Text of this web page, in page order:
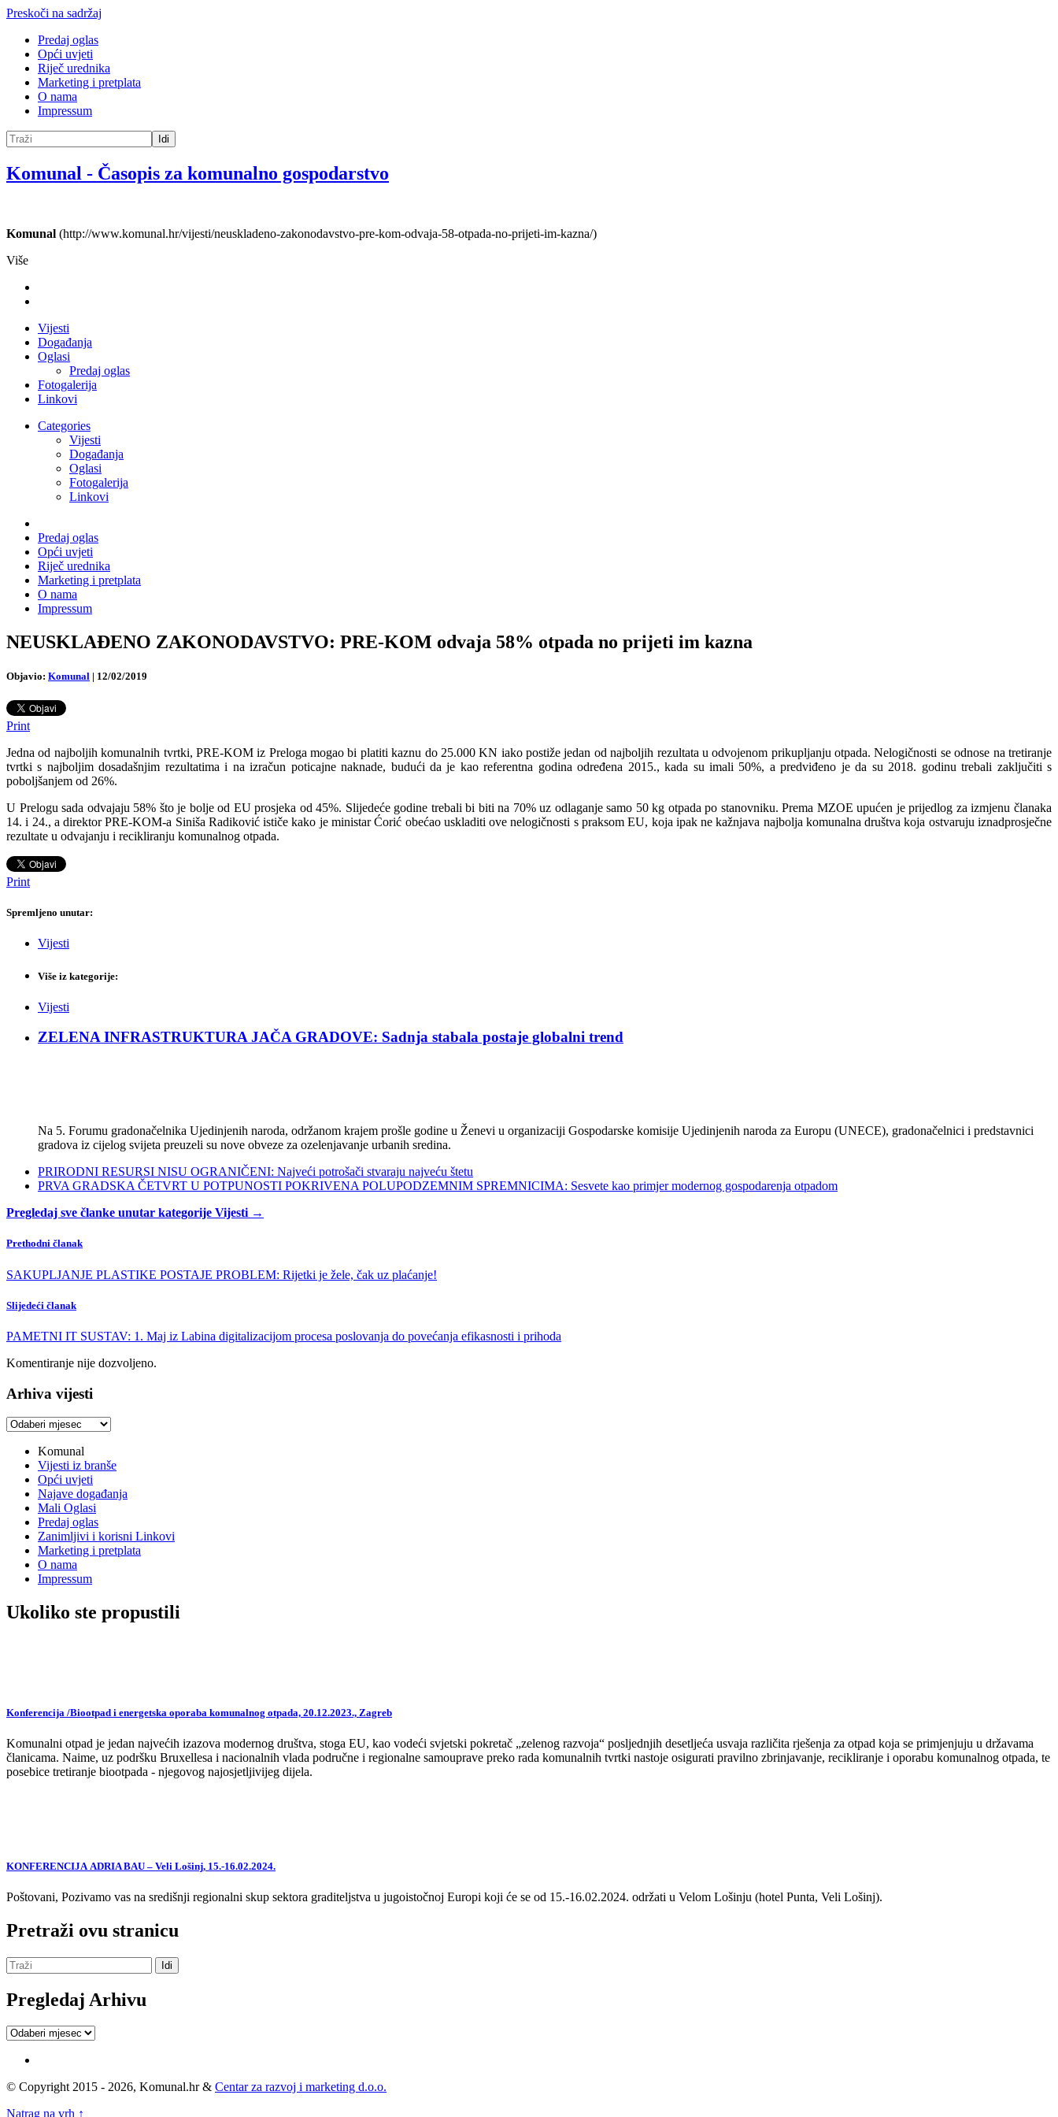
Preskoči na sadržaj
Predaj oglas
Opći uvjeti
Riječ urednika
Marketing i pretplata
O nama
Impressum
Idi
Komunal - Časopis za komunalno gospodarstvo
Komunal (http://www.komunal.hr/vijesti/neuskladeno-zakonodavstvo-pre-kom-odvaja-58-otpada-no-prijeti-im-kazna/)
Više
Vijesti
Događanja
Oglasi
Predaj oglas
Fotogalerija
Linkovi
Categories
Vijesti
Događanja
Oglasi
Fotogalerija
Linkovi
Predaj oglas
Opći uvjeti
Riječ urednika
Marketing i pretplata
O nama
Impressum
NEUSKLAĐENO ZAKONODAVSTVO: PRE-KOM odvaja 58% otpada no prijeti im kazna
Objavio: Komunal | 12/02/2019
Print
Jedna od najboljih komunalnih tvrtki, PRE-KOM iz Preloga mogao bi platiti kaznu do 25.000 KN iako postiže jedan od najboljih rezultata u odvojenom prikupljanju otpada. Nelogičnosti se odnose na tretiranje
tvrtki s najboljim dosadašnjim rezultatima i na izračun poticajne naknade, budući da je kao referentna godina određena 2015., kada su imali 50%, a predviđeno je da su 2018. godinu trebali zaključiti s
poboljšanjem od 26%.
U Prelogu sada odvajaju 58% što je bolje od EU prosjeka od 45%. Slijedeće godine trebali bi biti na 70% uz odlaganje samo 50 kg otpada po stanovniku. Prema MZOE upućen je prijedlog za izmjenu članaka
14. i 24., a direktor PRE-KOM-a Siniša Radiković ističe kako je ministar Ćorić obećao uskladiti ove nelogičnosti s praksom EU, koja ipak ne kažnjava najbolja komunalna društva koja ostvaruju iznadprosječne
rezultate u odvajanju i recikliranju komunalnog otpada.
Print
Spremljeno unutar:
Vijesti
Više iz kategorije:
Vijesti
ZELENA INFRASTRUKTURA JAČA GRADOVE: Sadnja stabala postaje globalni trend
Na 5. Forumu gradonačelnika Ujedinjenih naroda, održanom krajem prošle godine u Ženevi u organizaciji Gospodarske komisije Ujedinjenih naroda za Europu (UNECE), gradonačelnici i predstavnici
gradova iz cijelog svijeta preuzeli su nove obveze za ozelenjavanje urbanih sredina.
PRIRODNI RESURSI NISU OGRANIČENI: Najveći potrošači stvaraju najveću štetu
PRVA GRADSKA ČETVRT U POTPUNOSTI POKRIVENA POLUPODZEMNIM SPREMNICIMA: Sesvete kao primjer modernog gospodarenja otpadom
Pregledaj sve članke unutar kategorije Vijesti →
Prethodni članak
SAKUPLJANJE PLASTIKE POSTAJE PROBLEM: Rijetki je žele, čak uz plaćanje!
Slijedeći članak
PAMETNI IT SUSTAV: 1. Maj iz Labina digitalizacijom procesa poslovanja do povećanja efikasnosti i prihoda
Komentiranje nije dozvoljeno.
Arhiva vijesti
Arhiva
Komunal
Vijesti iz branše
Opći uvjeti
Najave događanja
Mali Oglasi
Predaj oglas
Zanimljivi i korisni Linkovi
Marketing i pretplata
O nama
Impressum
Ukoliko ste propustili
Konferencija /Biootpad i energetska oporaba komunalnog otpada, 20.12.2023., Zagreb
Komunalni otpad je jedan najvećih izazova modernog društva, stoga EU, kao vodeći svjetski pokretač „zelenog razvoja“ posljednjih desetljeća usvaja različita rješenja za otpad koja se primjenjuju u državama
članicama. Naime, uz podršku Bruxellesa i nacionalnih vlada područne i regionalne samouprave preko rada komunalnih tvrtki nastoje osigurati pravilno zbrinjavanje, recikliranje i oporabu komunalnog otpada, te
posebice tretiranje biootpada - njegovog najosjetljivijeg dijela.
KONFERENCIJA ADRIA BAU – Veli Lošinj, 15.-16.02.2024.
Poštovani, Pozivamo vas na središnji regionalni skup sektora graditeljstva u jugoistočnoj Europi koji će se od 15.-16.02.2024. održati u Velom Lošinju (hotel Punta, Veli Lošinj).
Pretraži ovu stranicu
Pregledaj Arhivu
Pregledaj
© Copyright 2015 - 2026, Komunal.hr & Centar za razvoj i marketing d.o.o.
Natrag na vrh ↑